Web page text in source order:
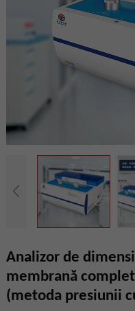
Analizor de
membrană
(metoda presiunii